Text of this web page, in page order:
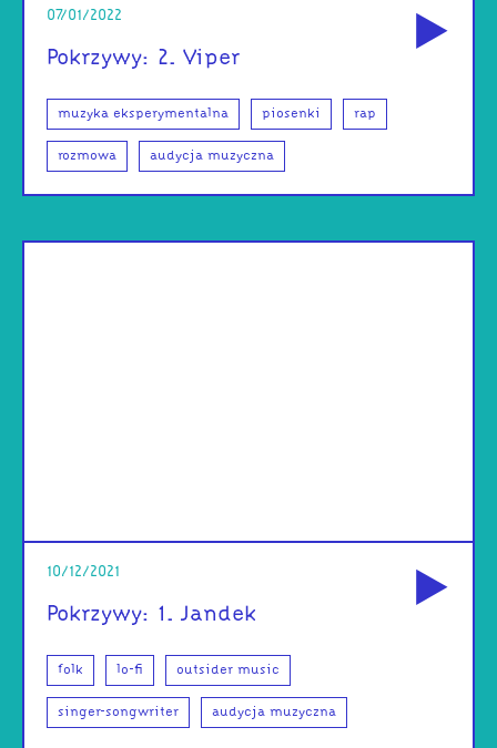
07/01/2022
Pokrzywy: 2. Viper
muzyka eksperymentalna piosenki rap
rozmowa audycja muzyczna
10/12/2021
Pokrzywy: 1. Jandek
folk lo-fi outsider music
singer-songwriter audycja muzyczna